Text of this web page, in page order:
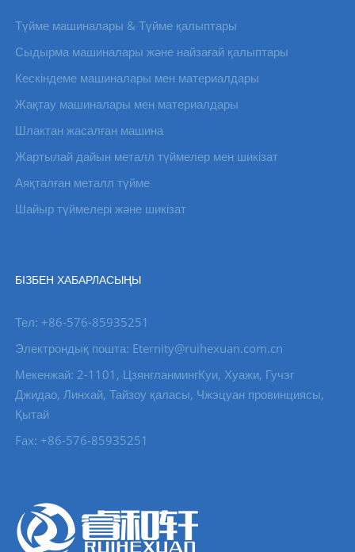
Түйме машиналары & Түйме қалыптары
Сыдырма машиналары және найзағай қалыптары
Кескіндеме машиналары мен материалдары
Жақтау машиналары мен материалдары
Шлактан жасалған машина
Жартылай дайын металл түймелер мен шикізат
Аяқталған металл түйме
Шайыр түймелері және шикізат
БІЗБЕН ХАБАРЛАСЫҢЫ
Тел: +86-576-85935251
Электрондық пошта: Eternity@ruihexuan.com.cn
Мекенжай: 2-1101, ЦзянгланмингКуи, Хуажи, Гучэг
Джидао, Линхай, Тайзоу қаласы, Чжэцуан провинциясы,
Қытай
Fax: +86-576-85935251